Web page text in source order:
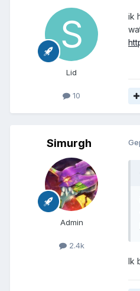
Lid
10
ik
Simurgh
Admin
2.4k
Ik